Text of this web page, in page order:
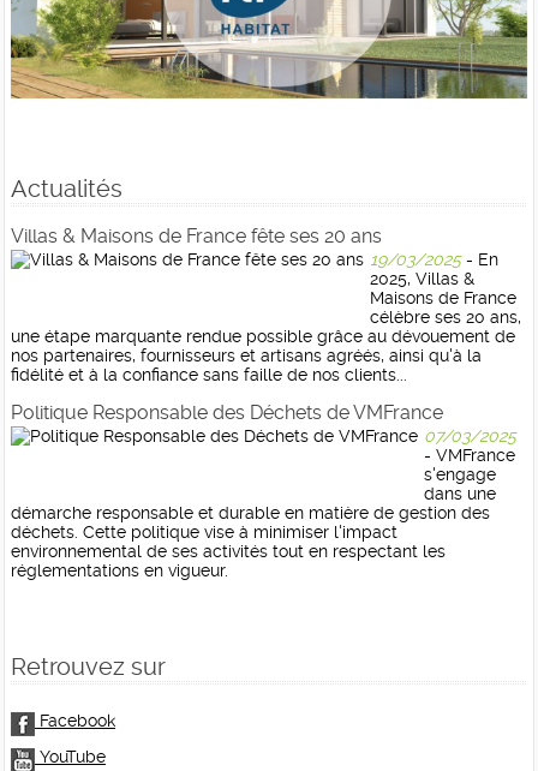
Actualités
Villas & Maisons de France fête ses 20 ans
19/03/2025- En
2025, Villas &
Maisons de France
célèbre ses 20 ans,
une étape marquante rendue possible grâce au dévouement de
nos partenaires, fournisseurs et artisans agréés, ainsi qu'à la
fidélité et à la confiance sans faille de nos clients...
Politique Responsable des Déchets de VMFrance
07/03/2025
- VMFrance
s'engage
dans une
démarche responsable et durable en matière de gestion des
déchets. Cette politique vise à minimiser l'impact
environnemental de ses activités tout en respectant les
réglementations en vigueur.
Retrouvez sur
Facebook
YouTube